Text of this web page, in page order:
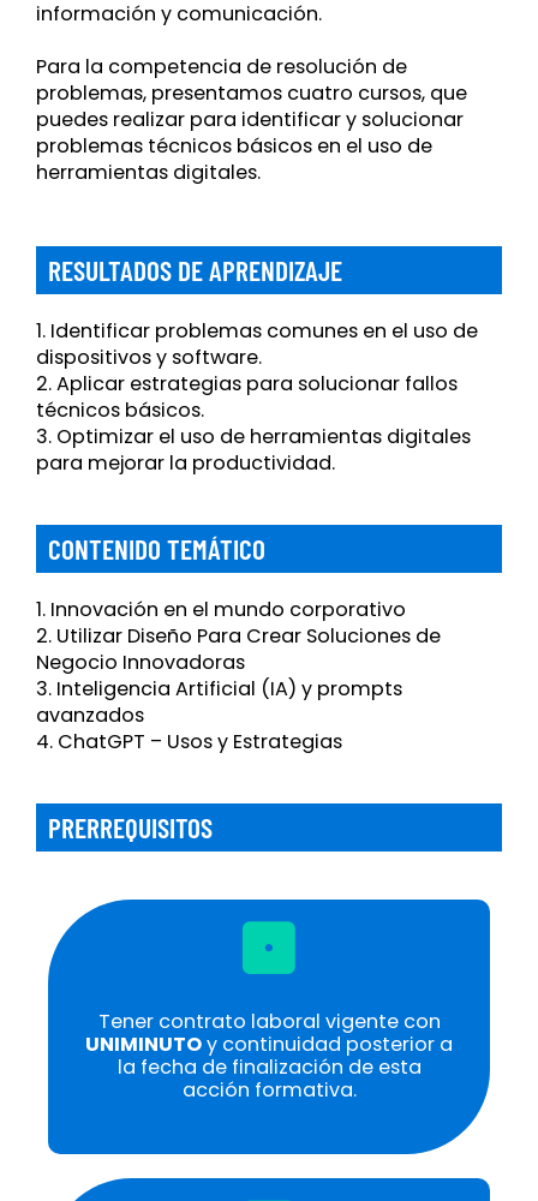
información y comunicación.
Para la competencia de resolución de
problemas, presentamos cuatro cursos, que
puedes realizar para identificar y solucionar
problemas técnicos básicos en el uso de
herramientas digitales.
RESULTADOS DE APRENDIZAJE
1. Identificar problemas comunes en el uso de
dispositivos y software.
2. Aplicar estrategias para solucionar fallos
técnicos básicos.
3. Optimizar el uso de herramientas digitales
para mejorar la productividad.
CONTENIDO TEMÁTICO
1. Innovación en el mundo corporativo
2. Utilizar Diseño Para Crear Soluciones de
Negocio Innovadoras
3. Inteligencia Artificial (IA) y prompts
avanzados
4. ChatGPT – Usos y Estrategias
PRERREQUISITOS
Tener contrato laboral vigente con
UNIMINUTOy continuidad posterior a
la fecha de finalización de esta
acción formativa.